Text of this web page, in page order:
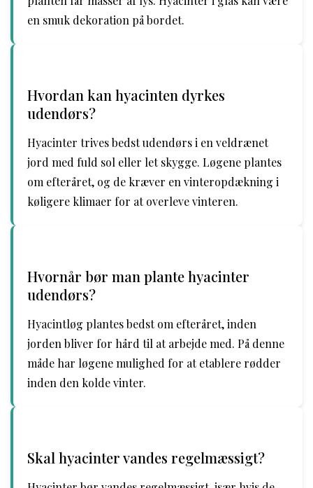
en smuk dekoration på bordet.
Hvordan kan hyacinten dyrkes
udendørs?
Hyacinter trives bedst udendørs i en veldrænet
jord med fuld sol eller let skygge. Løgene plantes
om efteråret, og de kræver en vinteropdækning i
køligere klimaer for at overleve vinteren.
Hvornår bør man plante hyacinter
udendørs?
Hyacintløg plantes bedst om efteråret, inden
jorden bliver for hård til at arbejde med. På denne
måde har løgene mulighed for at etablere rødder
inden den kolde vinter.
Skal hyacinter vandes regelmæssigt?